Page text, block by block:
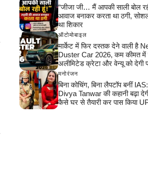
“जीजा जी… मैं आपकी साली बोल
आवाज बनाकर करता था ठगी,
था शिकार
ऑटोमोबाइल
मार्केट में फिर दस्तक देने वाली है
Duster Car 2026, कम कीमत में
अलीमिटेड क्रेटा और वेन्यू को देगी
मनोरंजन
बिना कोचिंग, बिना लैपटॉप बनीं
Divya Tanwar की कहानी बढ़ा
कैसे घर से तैयारी कर पास किया